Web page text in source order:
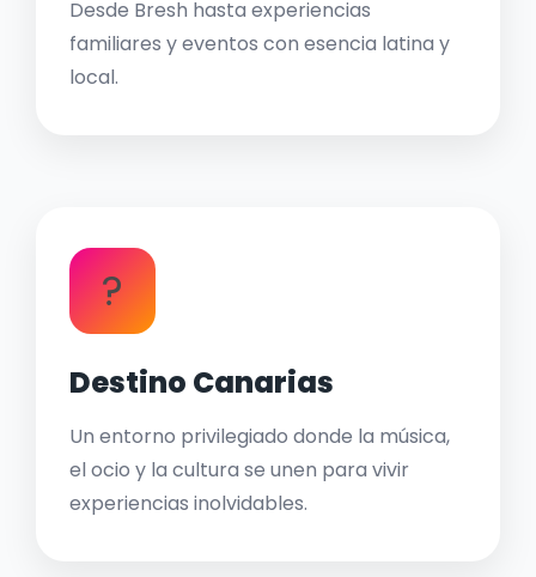
Desde Bresh hasta experiencias
familiares y eventos con esencia latina y
local.
?
Destino Canarias
Un entorno privilegiado donde la música,
el ocio y la cultura se unen para vivir
experiencias inolvidables.